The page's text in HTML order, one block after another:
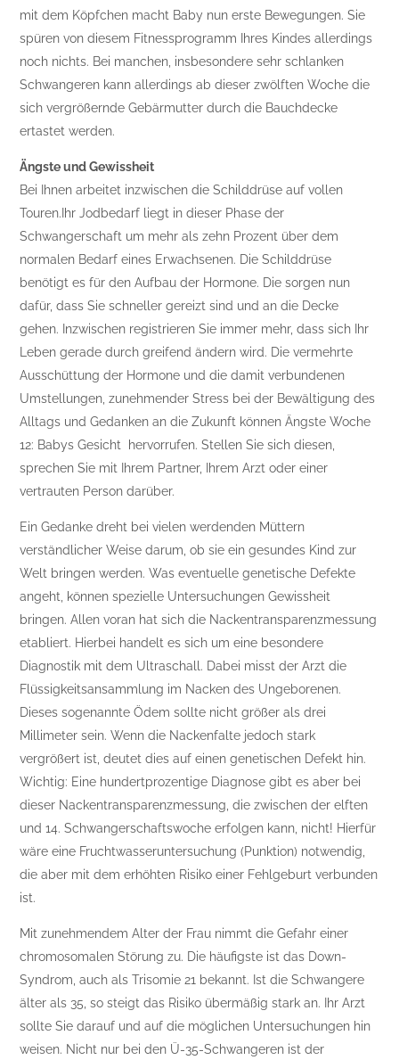
mit dem Köpfchen macht Baby nun erste Bewegungen. Sie
spüren von diesem Fitnessprogramm Ihres Kindes allerdings
noch nichts. Bei manchen, insbesondere sehr schlanken
Schwangeren kann allerdings ab dieser zwölften Woche die
sich vergrößernde Gebärmutter durch die Bauchdecke
ertastet werden.
Ängste und Gewissheit
Bei Ihnen arbeitet inzwischen die Schilddrüse auf vollen
Touren.Ihr Jodbedarf liegt in dieser Phase der
Schwangerschaft um mehr als zehn Prozent über dem
normalen Bedarf eines Erwachsenen. Die Schilddrüse
benötigt es für den Aufbau der Hormone. Die sorgen nun
dafür, dass Sie schneller gereizt sind und an die Decke
gehen. Inzwischen registrieren Sie immer mehr, dass sich Ihr
Leben gerade durch greifend ändern wird. Die vermehrte
Ausschüttung der Hormone und die damit verbundenen
Umstellungen, zunehmender Stress bei der Bewältigung des
Alltags und Gedanken an die Zukunft können Ängste Woche
12: Babys Gesicht hervorrufen. Stellen Sie sich diesen,
sprechen Sie mit Ihrem Partner, Ihrem Arzt oder einer
vertrauten Person darüber.
Ein Gedanke dreht bei vielen werdenden Müttern
verständlicher Weise darum, ob sie ein gesundes Kind zur
Welt bringen werden. Was eventuelle genetische Defekte
angeht, können spezielle Untersuchungen Gewissheit
bringen. Allen voran hat sich die Nackentransparenzmessung
etabliert. Hierbei handelt es sich um eine besondere
Diagnostik mit dem Ultraschall. Dabei misst der Arzt die
Flüssigkeitsansammlung im Nacken des Ungeborenen.
Dieses sogenannte Ödem sollte nicht größer als drei
Millimeter sein. Wenn die Nackenfalte jedoch stark
vergrößert ist, deutet dies auf einen genetischen Defekt hin.
Wichtig: Eine hundertprozentige Diagnose gibt es aber bei
dieser Nackentransparenzmessung, die zwischen der elften
und 14. Schwangerschaftswoche erfolgen kann, nicht! Hierfür
wäre eine Fruchtwasseruntersuchung (Punktion) notwendig,
die aber mit dem erhöhten Risiko einer Fehlgeburt verbunden
ist.
Mit zunehmendem Alter der Frau nimmt die Gefahr einer
chromosomalen Störung zu. Die häufigste ist das Down-
Syndrom, auch als Trisomie 21 bekannt. Ist die Schwangere
älter als 35, so steigt das Risiko übermäßig stark an. Ihr Arzt
sollte Sie darauf und auf die möglichen Untersuchungen hin
weisen. Nicht nur bei den Ü-35-Schwangeren ist der